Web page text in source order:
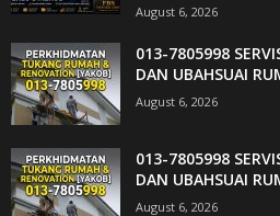
August 6, 2026
013-7805998
DAN UBAHSUAI
August 6, 2026
013-7805998
DAN UBAHSUAI
August 6, 2026